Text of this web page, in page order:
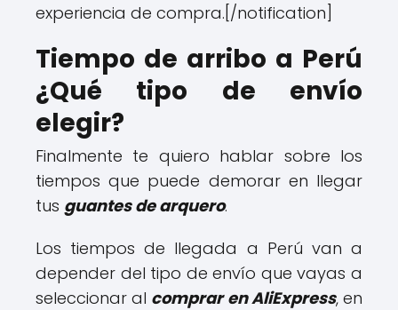
experiencia de compra.[/notification]
Tiempo de arribo a Perú
¿Qué tipo de envío
elegir?
Finalmente te quiero hablar sobre los
tiempos que puede demorar en llegar
tus guantes de arquero.
Los tiempos de llegada a Perú van a
depender del tipo de envío que vayas a
seleccionar al comprar en AliExpress, en